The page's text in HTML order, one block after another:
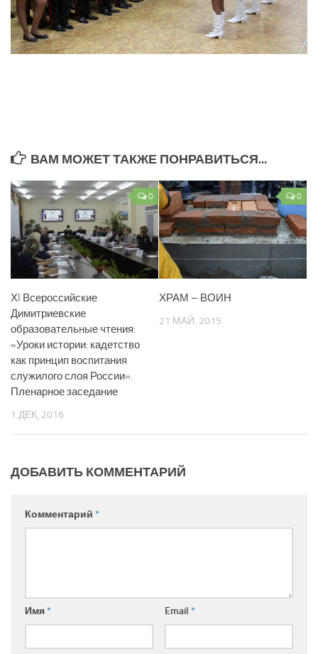
ВАМ МОЖЕТ ТАКЖЕ ПОНРАВИТЬСЯ...
0
ХI Всероссийские
Димитриевские
образовательные чтения:
«Уроки истории: кадетство
как принцип воспитания
служилого слоя России».
Пленарное заседание
1 ДЕК, 2016
0
ХРАМ – ВОИН
21 МАЙ, 2015
ДОБАВИТЬ КОММЕНТАРИЙ
Комментарий *
Имя* Email *